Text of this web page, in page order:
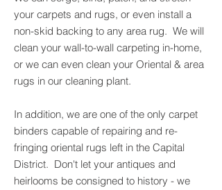
your carpets and rugs, or even install a
non-skid backing to any area rug. We will
clean your wall-to-wall carpeting in-home,
or we can even clean your Oriental & area
rugs in our cleaning plant.
In addition, we are one of the only carpet
binders capable of repairing and re-
fringing oriental rugs left in the Capital
District. Don't let your antiques and
heirlooms be consigned to history - we